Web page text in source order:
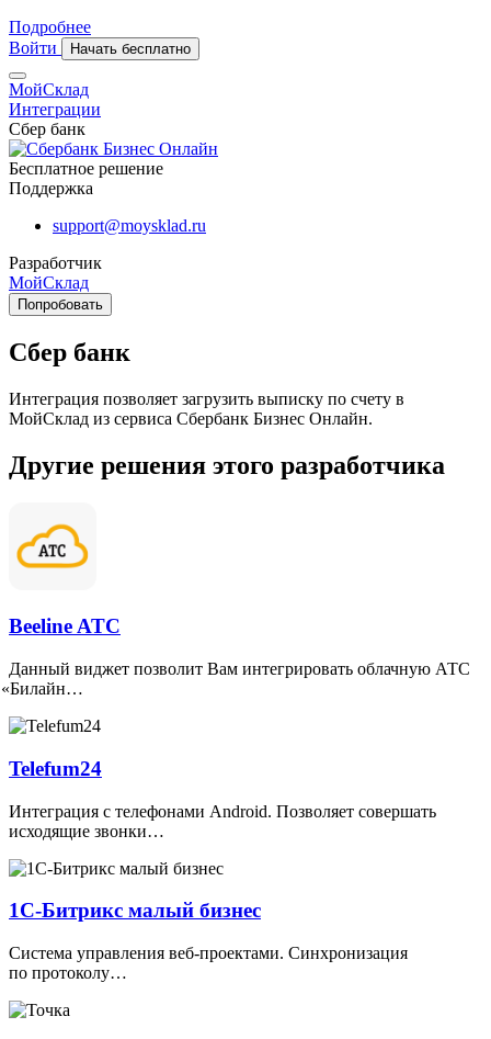
Подробнее
Войти
Начать бесплатно
МойСклад
Интеграции
Сбер банк
Бесплатное решение
Поддержка
support@moysklad.ru
Разработчик
МойСклад
Попробовать
Сбер банк
Интеграция позволяет загрузить выписку по счету в
МойСклад из сервиса Сбербанк Бизнес Онлайн.
Другие решения этого разработчика
Beeline ATC
Данный виджет позволит Вам интегрировать облачную АТС
«Билайн…
Telefum24
Интеграция с телефонами Android. Позволяет совершать
исходящие звонки…
1С-Битрикс малый бизнес
Cистема управления веб-проектами. Синхронизация
по протоколу…